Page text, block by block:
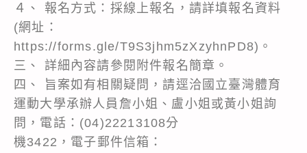
４、 報名方式：採線上報名，請詳填報名資料
(網址：
https://forms.gle/T9S3jhm5zXzyhnPD8)。
三、 詳細內容請參閱附件報名簡章。
四、 旨案如有相關疑問，請逕洽國立臺灣體育
運動大學承辦人員詹小姐、盧小姐或黃小姐詢
問，電話：(04)22213108分
機3422，電子郵件信箱：